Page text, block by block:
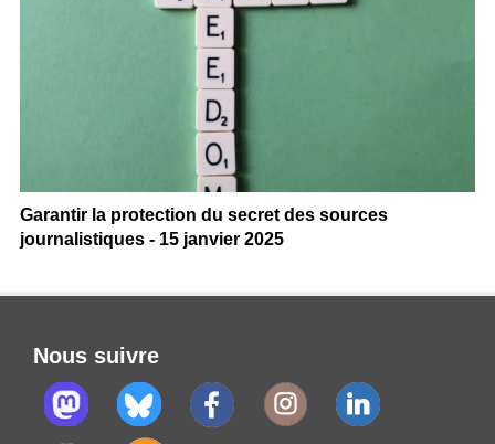
Garantir la protection du secret des sources
journalistiques - 15 janvier 2025
Nous suivre